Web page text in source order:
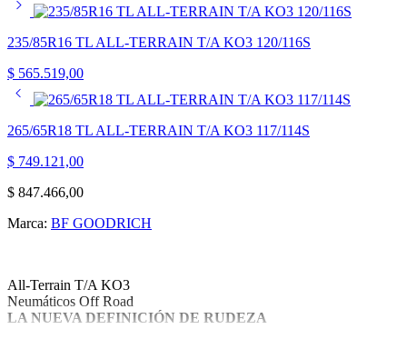
235/85R16 TL ALL-TERRAIN T/A KO3 120/116S
$ 565.519,00
265/65R18 TL ALL-TERRAIN T/A KO3 117/114S
$ 749.121,00
$ 847.466,00
Marca: BF GOODRICH
All-Terrain T/A KO3
Neumáticos Off Road
LA NUEVA DEFINICIÓN DE RUDEZA